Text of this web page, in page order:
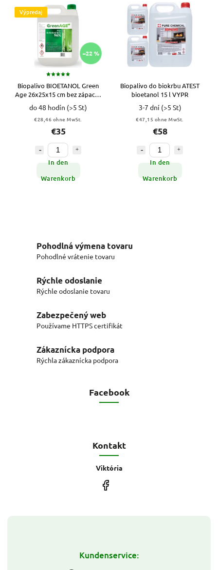
Alphabetisch
Výpredaj
–22 %
Biopalivo BIOETANOL Green
Age 26x25x15 cm bez zápachu
5 l VYPR
do 48 hodín (>5 St)
€28,46 ohne MwSt.
€35
In den
Warenkorb
Biopalivo do biokrbu ATEST
bioetanol 15 l VYPR
3-7 dní (>5 St)
€47,15 ohne MwSt.
€58
In den
Warenkorb
Pohodlná výmena tovaru
Pohodlné vrátenie tovaru
Rýchle odoslanie
Rýchle odoslanie tovaru
Zabezpečený web
Používame HTTPS certifikát
Zákaznícka podpora
Rýchla zákaznícka podpora
Kundenservice:
Facebook
Kontakt
Viktória